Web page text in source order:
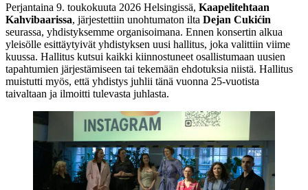
Perjantaina 9. toukokuuta 2026 Helsingissä, Kaapelitehtaan
Kahvibaarissa, järjestettiin unohtumaton ilta Dejan Cukićin
seurassa, yhdistyksemme organisoimana. Ennen konsertin alkua
yleisölle esittäytyivät yhdistyksen uusi hallitus, joka valittiin viime
kuussa. Hallitus kutsui kaikki kiinnostuneet osallistumaan uusien
tapahtumien järjestämiseen tai tekemään ehdotuksia niistä. Hallitus
muistutti myös, että yhdistys juhlii tänä vuonna 25-vuotista
taivaltaan ja ilmoitti tulevasta juhlasta.